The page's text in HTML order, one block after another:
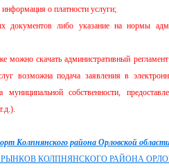
информация о платности услуги;
документов либо указание на нормы
можно скачать административный
возможна подача заявления в
муниципальной собственности,
Колпнянского района Орловской
КОЛПНЯНСКОГО РАЙОНА